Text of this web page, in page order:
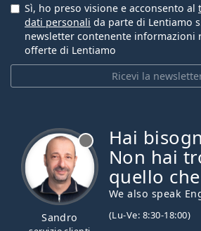
Ricevi la
Sì, ho preso visione e acconsento al
dati personali da parte di Lentiamo
newsletter contenente
offerte di Lentiamo
Sandro
Hai
Non hai
quello
We also speak
(Lu-Ve: 8:30-18:00)